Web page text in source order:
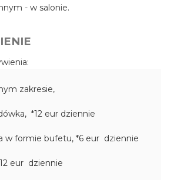
- w salonie.
zakresie,
*12 eur dziennie
w formie bufetu, *6 eur dziennie
eur dziennie